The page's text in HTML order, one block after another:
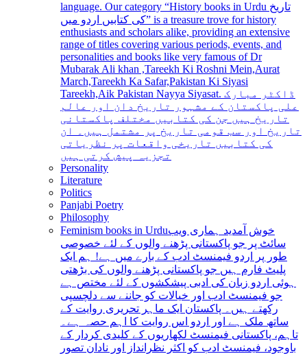
language. Our category “History books in Urdu تاریخ
کی کتابیں اردو میں” is a treasure trove for history
enthusiasts and scholars alike, providing an extensive
range of titles covering various periods, events, and
personalities and books like very famous of Dr
Mubarak Ali khan ,Tareekh Ki Roshni Mein,Aurat
March,Tareekh Ka Safar,Pakistan Ki Siyasi
Tareekh,Aik Pakistan Nayya Siyasat. ڈاکٹر مبارک
علی پاکستان کے مشہور تاریخ دان اور عالم
تاریخ ہیں جن کی کتابیں مختلف پاکستانی
تاریخ اور سب قومی تاریخ پر مشتمل ہیں۔ ان
کی کتابیں تاریخی واقعات پر نظریاتی
تجزیہ پیش کرتی ہیں
Personality
Literature
Politics
Panjabi Poetry
Philosophy
Feminism books in Urduخوش آمدید ہماری ویب
سائٹ پر جو پاکستانی پڑھنے والوں کے لئے خصوصی
طور پر اردو فیمنسٹ ادب کے بارے میں ہے! ہم ایک
پلیٹ فارم ہیں جو پاکستانی پڑھنے والوں کی بڑھتی
ہوئی اردو زبان کی ادبی پیشکشوں کے لئے مختص ہے
جو فیمنسٹ ادب اور خیالات کو جاننے سے دلچسپی
رکھتے ہیں۔ پاکستان ایک ماہر تحریری روایت کے
ساتھ ملک ہے اور اردو اس روایت کا اہم حصہ ہے۔
تاہم، پاکستانی فیمنسٹ لکھاریوں کے کلیدی کردار کے
باوجود، فیمنسٹ ادب کو اکثر نظرانداز اور نادان تصور